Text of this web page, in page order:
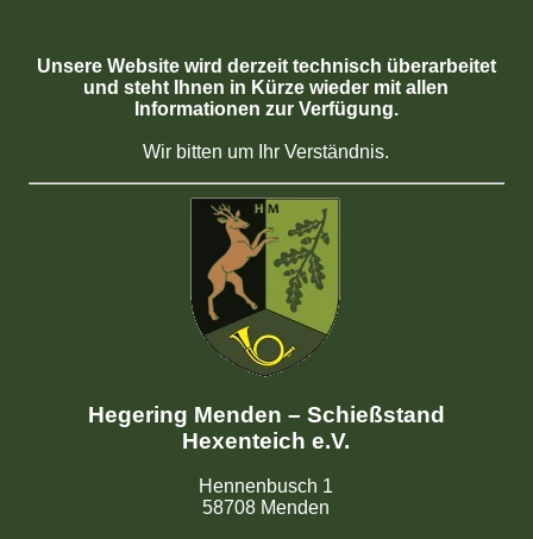
Unsere Website wird derzeit technisch überarbeitet
und steht Ihnen in Kürze wieder mit allen
Informationen zur Verfügung.
Wir bitten um Ihr Verständnis.
Hegering Menden – Schießstand
Hexenteich e.V.
Hennenbusch 1
58708 Menden